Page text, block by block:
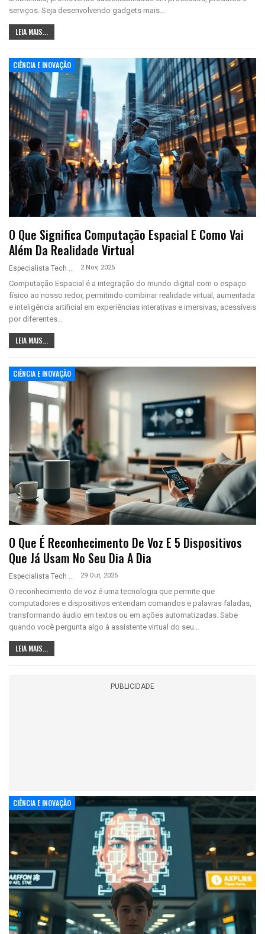
serviços. Seja desenvolvendo gadgets mais…
LEIA MAIS...
CIÊNCIA E INOVAÇÃO
O Que Significa Computação Espacial E Como Vai
Além Da Realidade Virtual
Especialista Tech 2 Nov, 2025
Computação Espacial é a integração do mundo digital com o espaço
físico ao nosso redor, permitindo combinar realidade virtual, aumentada
e inteligência artificial em experiências interativas e imersivas, acessíveis
por diferentes…
LEIA MAIS...
CIÊNCIA E INOVAÇÃO
O Que É Reconhecimento De Voz E 5 Dispositivos
Que Já Usam No Seu Dia A Dia
Especialista Tech 29 Out, 2025
O reconhecimento de voz é uma tecnologia que permite que
computadores e dispositivos entendam comandos e palavras faladas,
transformando áudio em textos ou em ações automatizadas. Sabe
quando você pergunta algo à assistente virtual do seu…
LEIA MAIS...
PUBLICIDADE
CIÊNCIA E INOVAÇÃO